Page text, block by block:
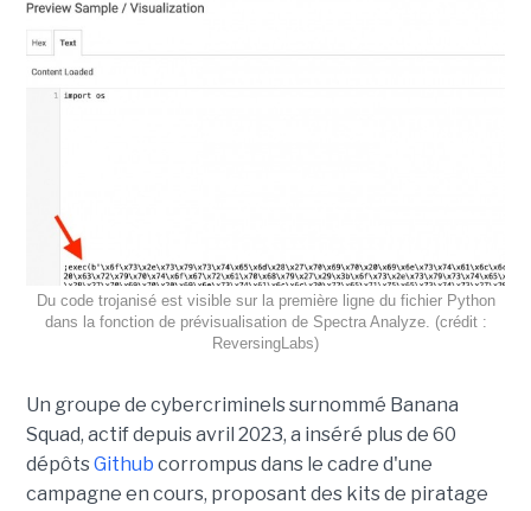
Du code trojanisé est visible sur la première ligne du fichier Python
dans la fonction de prévisualisation de Spectra Analyze. (crédit :
ReversingLabs)
Un groupe de cybercriminels surnommé Banana
Squad, actif depuis avril 2023, a inséré plus de 60
dépôtsGithub corrompus dans le cadre d'une
campagne en cours, proposant des kits de piratage